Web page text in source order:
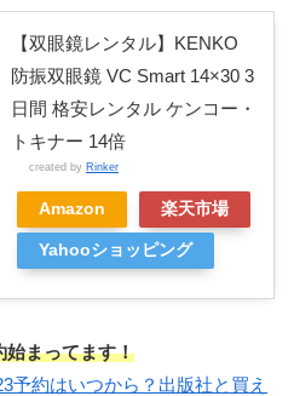
【双眼鏡レンタル】KENKO
防振双眼鏡 VC Smart 14×30 3
日間 格安レンタル ケンコー・
トキナー 14倍
created by Rinker
Amazon 楽天市場
Yahooショッピング
始まってます！
予約はいつから？出版社と買え